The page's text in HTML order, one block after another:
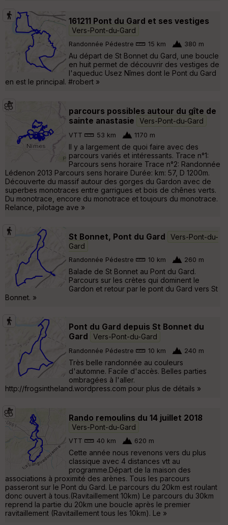
161211 Pont du Gard et ses vestiges
Vers-Pont-du-Gard
Randonnée Pédestre 15 km 380 m
Au départ de St Bonnet du Gard, une boucle
en huit permet de découvrir des vestiges de
l'aqueduc Usez Nîmes dont le Pont du Gard
en est le principal. #robert »
parcours possibles autour du gîte de
sainte anastasie
Vers-Pont-du-Gard
VTT 53 km 1170 m
Il y a largement de quoi faire avec des
parcours variés et intéressants. Trace n°1:
Parcours sens horaire Trace n°2: Randonnée
Lédenon 2013 Parcours sens horaire Durée: km: 57, D 1200m.
Découverte du massif autour des gorges du Gardon avec de
superbes monotraces entre garrigues et bois de chênes verts.
Du monotrace, encore du monotrace et toujours du monotrace.
Relance, pilotage ave »
St Bonnet, Pont du Gard
Vers-Pont-du-
Gard
Randonnée Pédestre 10 km 260 m
Balade de St Bonnet au Pont du Gard.
Parcours sur les crètes qui dominent le
Gardon et retour par le pont du Gard vers St
Bonnet. »
Pont du Gard depuis St Bonnet du
Gard
Vers-Pont-du-Gard
Randonnée Pédestre 10 km 240 m
Très belle randonnée au couleurs
d'automne. Facile d'accès. Belles parties
ombragées à l'aller.
http://frogsintheland.wordpress.com pour plus de détails »
Rando remoulins du 14 juillet 2018
Vers-Pont-du-Gard
VTT 40 km 620 m
Cette année nous revenons vers du plus
classique avec 4 distances vtt au
programme.Départ de la maison des
associations à proximité des arènes. Tous les parcours
passeront sur le Pont du Gard. Le parcours du 20km est roulant
donc ouvert à tous.(Ravitaillement 10km) Le parcours du 30km
reprend la partie du 20km une boucle après le premier
ravitaillement (Ravitaillement tous les 10km). Le »